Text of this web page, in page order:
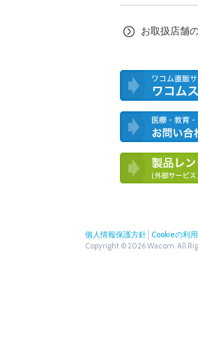
お取扱店舗
わせ窓口
個人情報保護方針 Cookieの利
Copyright © 2026 Wacom. All